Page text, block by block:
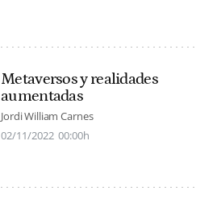
Metaversos y realidades
aumentadas
Jordi William Carnes
02/11/2022 00:00h